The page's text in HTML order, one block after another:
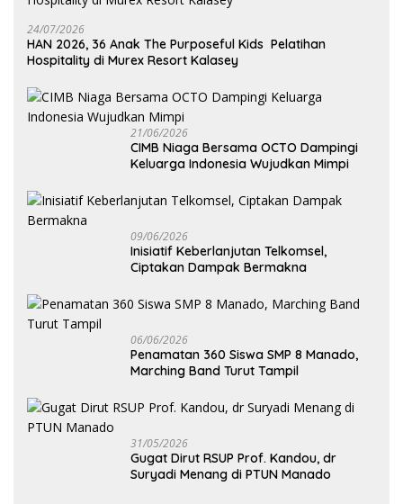
24/07/2026
HAN 2026, 36 Anak The Purposeful Kids Pelatihan
Hospitality di Murex Resort Kalasey
21/06/2026
CIMB Niaga Bersama OCTO Dampingi
Keluarga Indonesia Wujudkan Mimpi
09/06/2026
Inisiatif Keberlanjutan Telkomsel,
Ciptakan Dampak Bermakna
06/06/2026
Penamatan 360 Siswa SMP 8 Manado,
Marching Band Turut Tampil
31/05/2026
Gugat Dirut RSUP Prof. Kandou, dr
Suryadi Menang di PTUN Manado